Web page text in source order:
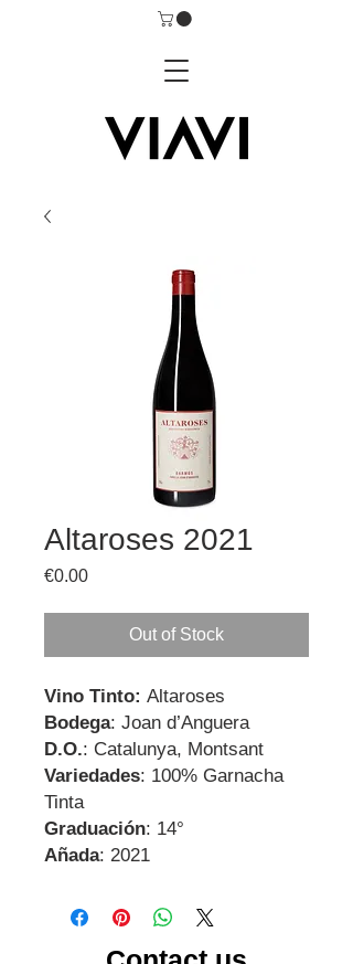
Altaroses 2021
€0.00Price
Out of Stock
Vino Tinto: Altaroses
Bodega: Joan d’Anguera
D.O.: Catalunya, Montsant
Variedades: 100% Garnacha
Tinta
Graduación: 14°
Añada: 2021